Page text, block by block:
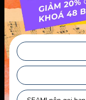
Điều Khoản Dành Cho
Điều khoản Dành cho
Chính Sách Sử Dụng
Chính Sách Bảo Mật
Chính Sách Quyền Riêng
Liên kết nhanh